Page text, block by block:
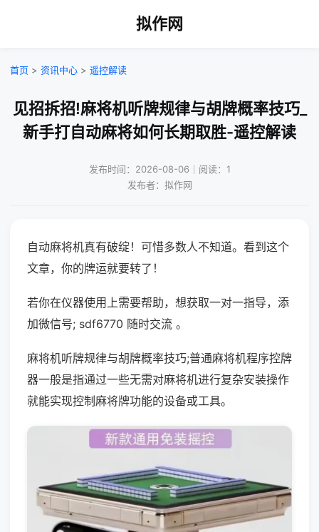
拟作网
首页 > 资讯中心 > 遥控解读
见招拆招!麻将机听牌规律与胡牌概率技巧_
新手打自动麻将如何长期取胜-遥控解读
发布时间：2026-08-06｜阅读：1
发布者：拟作网
自动麻将机真有破绽！可惜多数人不知道。看到这个
文章，你的牌运就要转了！
若你在仪器使用上需要帮助，想获取一对一指导，添
加微信号; sdf6770 随时交流 。
麻将机听牌规律与胡牌概率技巧;普通麻将机程序控牌
器一般是指通过一些无需对麻将机进行复杂安装操作
就能实现控制麻将牌功能的设备或工具。